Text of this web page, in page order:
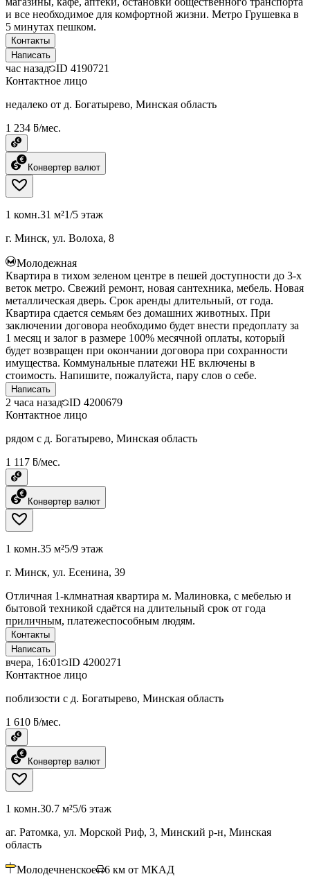
и все необходимое для комфортной жизни. Метро Грушевка в
5 минутах пешком.
Контакты
Написать
час назад ID 4190721
Контактное лицо
недалеко от д. Богатырево, Минская область
1 234 ƃ/мес.
Конвертер валют
1 комн.31 м²1/5 этаж
г. Минск, ул. Волоха, 8
Молодежная
Квартира в тихом зеленом центре в пешей доступности до 3-х
веток метро. Свежий ремонт, новая сантехника, мебель. Новая
металлическая дверь. Срок аренды длительный, от года.
Квартира сдается семьям без домашних животных. При
заключении договора необходимо будет внести предоплату за
1 месяц и залог в размере 100% месячной оплаты, который
будет возвращен при окончании договора при сохранности
имущества. Коммунальные платежи НЕ включены в
стоимость. Напишите, пожалуйста, пару слов о себе.
Написать
2 часа назад ID 4200679
Контактное лицо
рядом с д. Богатырево, Минская область
1 117 ƃ/мес.
Конвертер валют
1 комн.35 м²5/9 этаж
г. Минск, ул. Есенина, 39
Отличная 1-клмнатная квартира м. Малиновка, с мебелью и
бытовой техникой сдаётся на длительный срок от года
приличным, платежеспособным людям.
Контакты
Написать
вчера, 16:01 ID 4200271
Контактное лицо
поблизости с д. Богатырево, Минская область
1 610 ƃ/мес.
Конвертер валют
1 комн.30.7 м²5/6 этаж
аг. Ратомка, ул. Морской Риф, 3, Минский р-н, Минская
область
Молодечненское 6 км от МКАД